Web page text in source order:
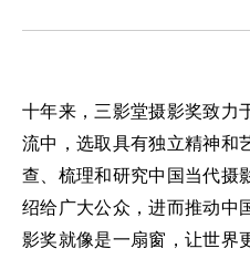
十年来，三影堂摄影奖致力
流中，选取具有独立精神和
查、梳理和研究中国当代摄
绍给广大公众，进而推动中
影奖就像是一扇窗，让世界